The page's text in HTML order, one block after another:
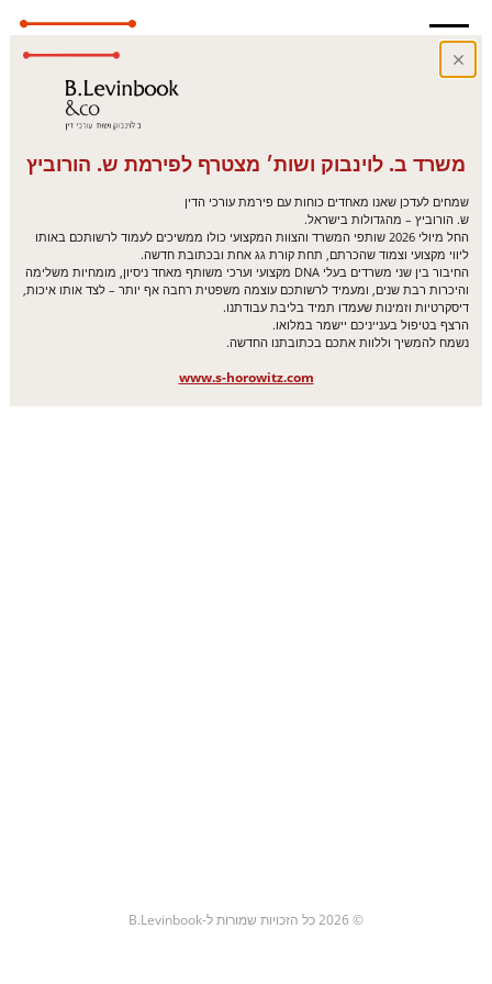
© 2026 כל הזכויות שמורות ל-B.Levinbook
משרד ב. לוינבוק ושות׳ מצטרף לפירמת ש. הורוביץ
שמחים לעדכן שאנו מאחדים כוחות עם פירמת עורכי הדין
ש. הורוביץ – מהגדולות בישראל.
החל מיולי 2026 שותפי המשרד והצוות המקצועי כולו ממשיכים לעמוד לרשותכם באותו
ליווי מקצועי וצמוד שהכרתם, תחת קורת גג אחת ובכתובת חדשה.
החיבור בין שני משרדים בעלי DNA מקצועי וערכי משותף מאחד ניסיון, מומחיות משלימה
והיכרות רבת שנים, ומעמיד לרשותכם עוצמה משפטית רחבה אף יותר – לצד אותו איכות,
דיסקרטיות וזמינות שעמדו תמיד בליבת עבודתנו.
הרצף בטיפול בענייניכם יישמר במלואו.
נשמח להמשיך וללוות אתכם בכתובתנו החדשה.
www.s-horowitz.com